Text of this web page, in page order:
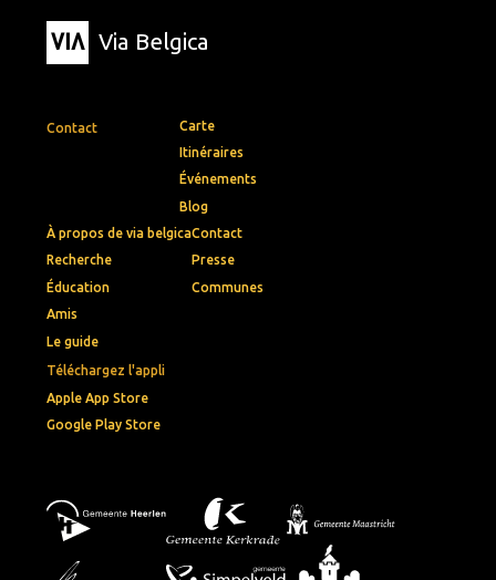
Via Belgica
Contact
Téléchargez l'appli
Apple App Store
Google Play Store
Carte
Itinéraires
Événements
Blog
À propos de via belgica
Recherche
Éducation
Amis
Le guide
Contact
Presse
Communes